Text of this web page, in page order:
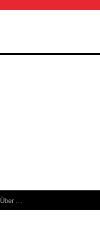
Über …